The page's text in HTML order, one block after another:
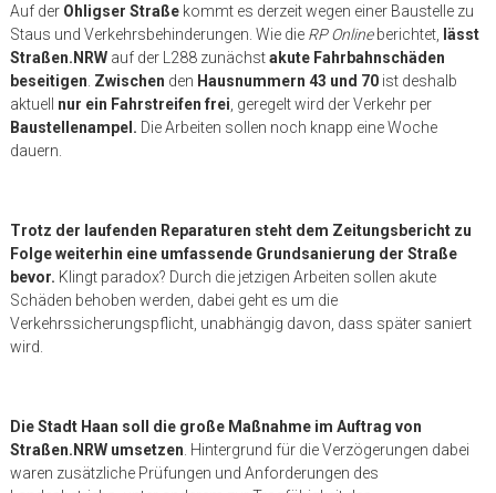
Auf der Ohligser Straßekommt es derzeit wegen einer Baustelle zu
Staus und Verkehrsbehinderungen. Wie die RP Onlineberichtet,
lässt
Straßen.NRWauf der L288 zunächstakute Fahrbahnschäden
beseitigen Zwischen den Hausnummern 43 und 70ist deshalb
aktuell nur ein Fahrstreifen frei , geregelt wird der Verkehr per
Baustellenampel. Die Arbeiten sollen noch knapp eine Woche
dauern.
Trotz der laufenden Reparaturen steht dem Zeitungsbericht zu
Folge weiterhin eine umfassende Grundsanierung der Straße
bevor. Klingt paradox? Durch die jetzigen Arbeiten sollen akute
Schäden behoben werden, dabei geht es um die
Verkehrssicherungspflicht, unabhängig davon, dass später saniert
wird.
Die Stadt Haan soll die große Maßnahme im Auftrag von
Straßen.NRW umsetzen . Hintergrund für die Verzögerungen dabei
waren zusätzliche Prüfungen und Anforderungen des